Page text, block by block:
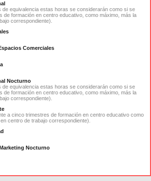
de equivalencia estas horas se considerarán como si se
de formación en centro educativo, como máximo, más la
correspondiente).
Comerciales
Nocturno
de equivalencia estas horas se considerarán como si se
de formación en centro educativo, como máximo, más la
correspondiente).
a cinco trimestres de formación en centro educativo como
centro de trabajo correspondiente).
Nocturno